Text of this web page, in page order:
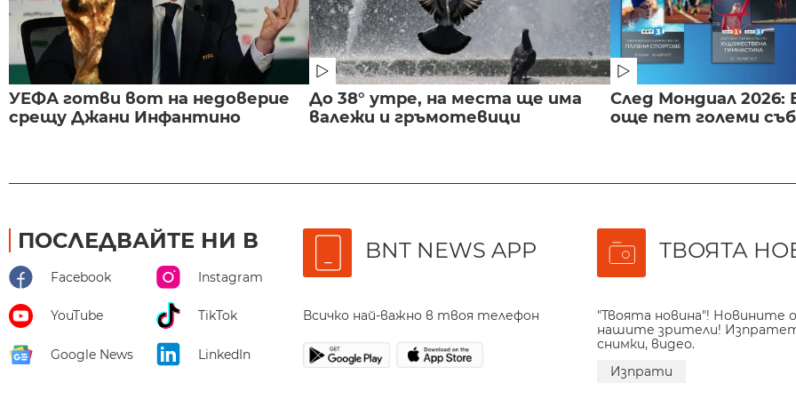
УЕФА готви вот на недоверие
срещу Джани Инфантино
До 38° утре, на места ще има
валежи и гръмотевици
След Мондиал 2026:
още пет големи
ПОСЛЕДВАЙТЕ НИ В
Facebook Instagram
YouTube TikTok
Google News LinkedIn
BNT NEWS APP
Всичко най-важно в твоя телефон
ТВОЯТА
"Твоята новина"! Новините
нашите зрители!
снимки, видео.
Изпрати